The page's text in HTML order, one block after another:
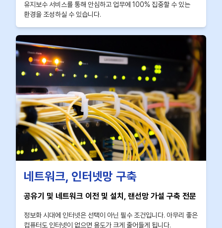
유지보수 서비스를 통해 안심하고 업무에 100% 집중할 수 있는
환경을 조성하실 수 있습니다.
네트워크, 인터넷망 구축
공유기 및 네트워크 이전 및 설치, 랜선망 가설 구축 전문
정보화 시대에 인터넷은 선택이 아닌 필수 조건입니다. 아무리 좋은
컴퓨터도 인터넷이 없으면 용도가 크게 줄어들게 됩니다.